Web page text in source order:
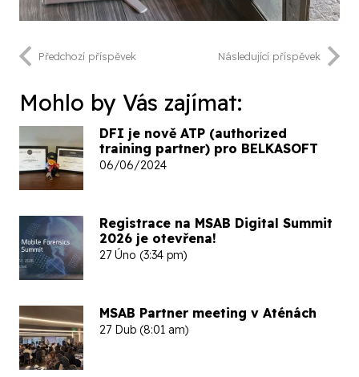
Předchozí příspěvek Následující příspěvek
Mohlo by Vás zajímat:
DFI je nově ATP (authorized
training partner) pro BELKASOFT
06/06/2024
Registrace na MSAB Digital Summit
2026 je otevřena!
27 Úno (3:34 pm)
MSAB Partner meeting v Aténách
27 Dub (8:01 am)